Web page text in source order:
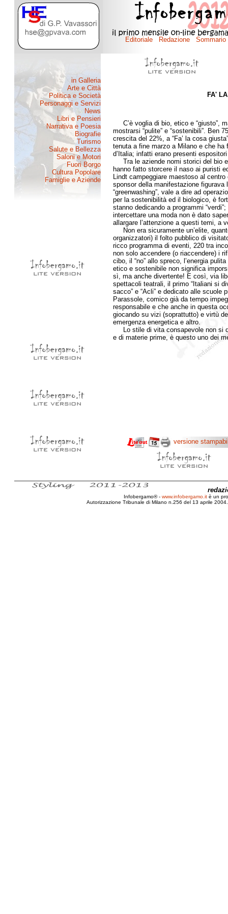
FA'
C’è voglia di bio, etico e “giusto”,
mostrarsi “pulite” e “sostenibili”. Ben
crescita del 22%, a “Fa’ la cosa
tenuta a fine marzo a Milano e che ha
d’Italia; infatti erano presenti
Tra le aziende nomi storici del bio e
hanno fatto storcere il naso ai puristi
Lindt campeggiare maestoso al
sponsor della manifestazione
“greenwashing”, vale a dire ad
per la sostenibilità ed il biologico, è
stanno dedicando a programmi
intercettare una moda non è dato
allargare l’attenzione a questi temi, a
Non era sicuramente un’elite,
organizzatori) il folto pubblico di
ricco programma di eventi, 220 tra
non solo accendere (o riaccendere) i
cibo, il “no” allo spreco, l’energia
etico e sostenibile non significa
sì, ma anche divertente! E così, via
spettacoli teatrali, il primo “Italiani si
sacco” e “Acli” e dedicato alle scuole
Parassole, comico già da tempo
responsabile e che anche in questa
giocando su vizi (soprattutto) e virtù
emergenza energetica e altro.
Lo stile di vita consapevole non si
e di materie prime, è questo uno dei
versione
Infobergamo® - www.infobergamo.it è un
Autorizzazione Tribunale di Milano n.256 del 13 aprile